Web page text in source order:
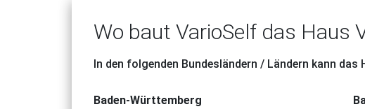
Wo baut VarioSelf das Haus
In den folgenden Bundesländern / Ländern kann das
Baden-Württemberg